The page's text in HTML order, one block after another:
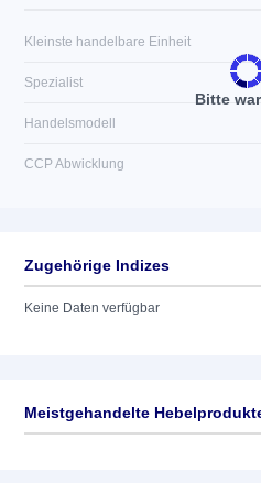
Bitte
Kleinste handelbare Einheit
Spezialist
Handelsmodell
CCP Abwicklung
Zugehörige Indizes
Keine Daten verfügbar
Meistgehandelte